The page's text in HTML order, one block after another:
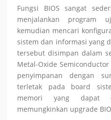
Fungsi BIOS sangat
menjalankan program
kemudian mencari
sistem dan informasi yang
tersebut disimpan dalam
Metal-Oxide
penyimpanan dengan
terletak pada board
memori yang dapat
memungkinkan upgrade